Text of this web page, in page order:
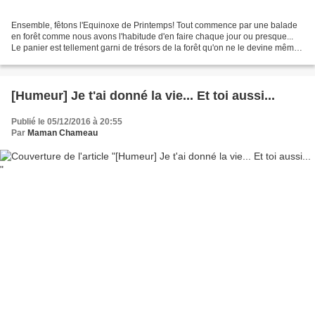
Ensemble, fêtons l'Equinoxe de Printemps! Tout commence par une balade
en forêt comme nous avons l'habitude d'en faire chaque jour ou presque...
Le panier est tellement garni de trésors de la forêt qu'on ne le devine même
[Humeur] Je t'ai donné la vie... Et toi aussi...
Publié le 05/12/2016 à 20:55
Par Maman Chameau